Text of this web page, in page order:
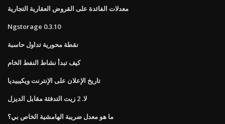
معدلات الفائدة على القروض العقارية التجارية
Ngstorage 0.3.10
نقطة محورية تداول حاسبة
كيف تبدأ نشاط النفط الخام
تاريخ الإعلان على الإنترنت ويكيبيديا
لا. 2 زيت التدفئة مقابل الديزل
ما هو معدل ضريبة الهامشية الخاص بي؟